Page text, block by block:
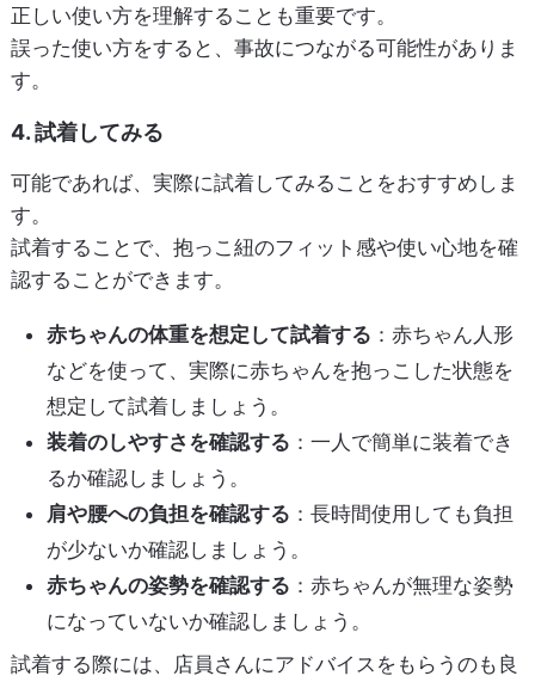
正しい使い方を理解することも重要です。
誤った使い方をすると、事故につながる可能性がありま
す。
4. 試着してみる
可能であれば、実際に試着してみることをおすすめしま
す。
試着することで、抱っこ紐のフィット感や使い心地を確
認することができます。
赤ちゃんの体重を想定して試着する ：赤ちゃん人形
などを使って、実際に赤ちゃんを抱っこした状態を
想定して試着しましょう。
装着のしやすさを確認する ：一人で簡単に装着でき
るか確認しましょう。
肩や腰への負担を確認する ：長時間使用しても負担
が少ないか確認しましょう。
赤ちゃんの姿勢を確認する ：赤ちゃんが無理な姿勢
になっていないか確認しましょう。
試着する際には、店員さんにアドバイスをもらうのも良